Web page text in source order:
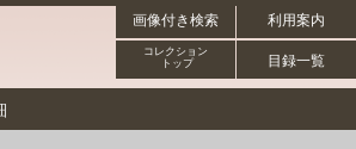
利用案内
画像付き検索
目録一覧
コレクション
トップ